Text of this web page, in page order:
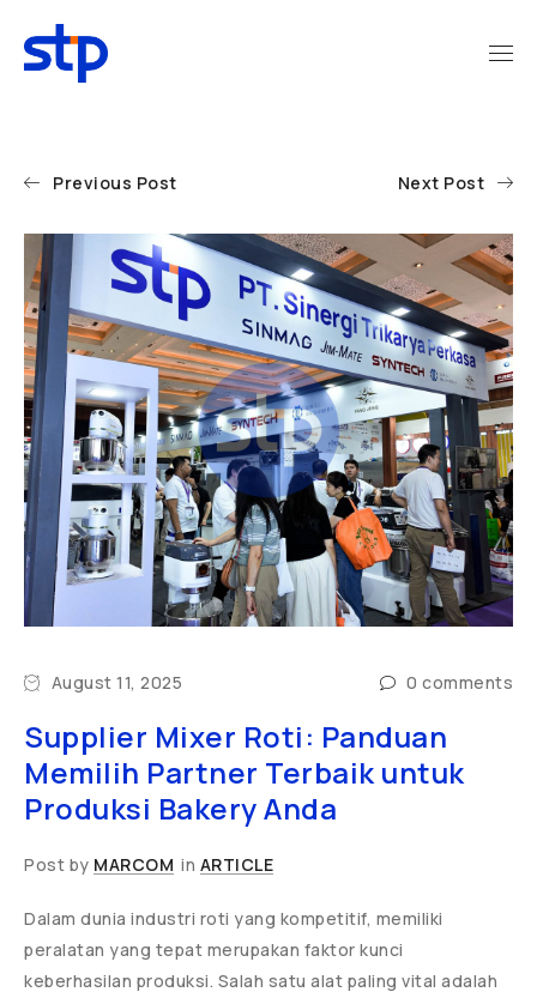
Previous Post Next Post
August 11, 2025 0 comments
Supplier Mixer Roti: Panduan
Memilih Partner Terbaik untuk
Produksi Bakery Anda
Post by MARCOM in ARTICLE
Dalam dunia industri roti yang kompetitif, memiliki
peralatan yang tepat merupakan faktor kunci
keberhasilan produksi. Salah satu alat paling vital adalah